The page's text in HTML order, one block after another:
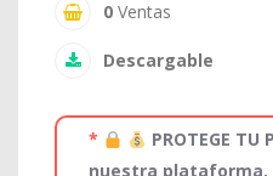
0 Ventas
Descargable
*
PROTEGE
nuestra plataforma.